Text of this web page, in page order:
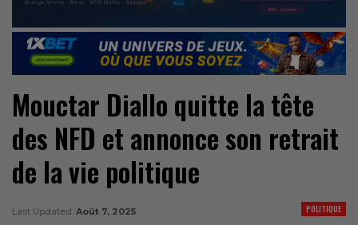
Mouctar Diallo quitte la tête
des NFD et annonce son retrait
de la vie politique
POLITIQUE
Last Updated Août 7, 2025